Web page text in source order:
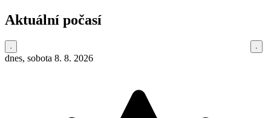
Aktuální počasí
dnes, sobota 8. 8. 2026